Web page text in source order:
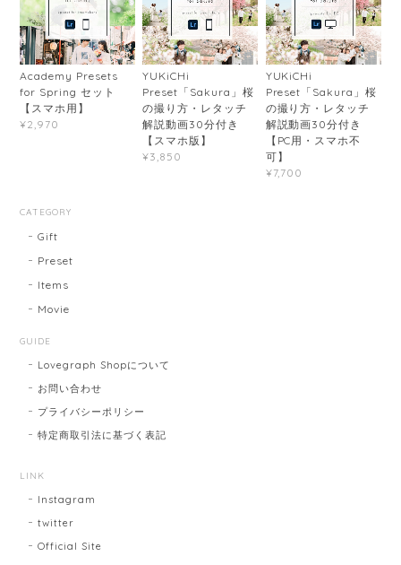
Academy Presets
for Spring セット
【スマホ用】
¥2,970
YUKiCHi
Preset「Sakura」桜
の撮り方・レタッチ
解説動画30分付き
【スマホ版】
¥3,850
YUKiCHi
Preset「Sakura」桜
の撮り方・レタッチ
解説動画30分付き
【PC用・スマホ不
可】
¥7,700
CATEGORY
Gift
Preset
Items
Movie
GUIDE
Lovegraph Shopについて
お問い合わせ
プライバシーポリシー
特定商取引法に基づく表記
LINK
Instagram
twitter
Official Site